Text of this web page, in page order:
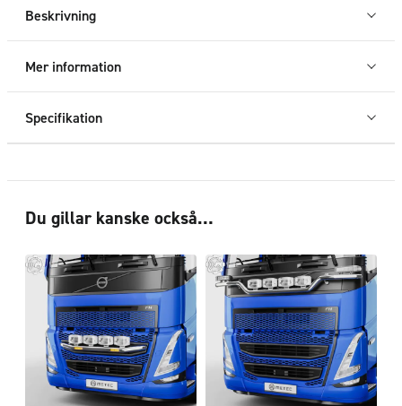
2021+
Beskrivning
Mer information
Specifikation
Du gillar kanske också…